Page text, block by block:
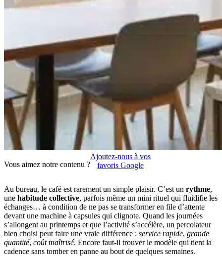
Vous aimez notre contenu ?
Ajoutez-nous à vos
favoris Google
Au bureau, le café est rarement un simple plaisir. C’est un rythme,
une habitude collective, parfois même un mini rituel qui fluidifie les
échanges… à condition de ne pas se transformer en file d’attente
devant une machine à capsules qui clignote. Quand les journées
s’allongent au printemps et que l’activité s’accélère, un percolateur
bien choisi peut faire une vraie différence : service rapide, grande
quantité, coût maîtrisé. Encore faut-il trouver le modèle qui tient la
cadence sans tomber en panne au bout de quelques semaines.